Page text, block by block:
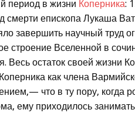
период в жизни Коперника:
епископа Лукаша
завершить научный труд
строение Вселенной в
Весь остаток своей жизни
как члена
что в ту пору, когда
ему приходилось